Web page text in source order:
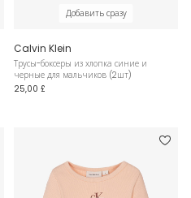
Добавить сразу
Calvin Klein
Трусы-боксеры из хлопка синие и
черные для мальчиков (2шт)
25,00 £